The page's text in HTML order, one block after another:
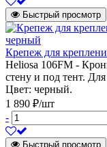
Быстрый просмотр
Крепеж для
Heliosa 106FM -
стену и под тент.
Цвет: черный.
1 890 ₽/шт
-
Быстрый просмотр